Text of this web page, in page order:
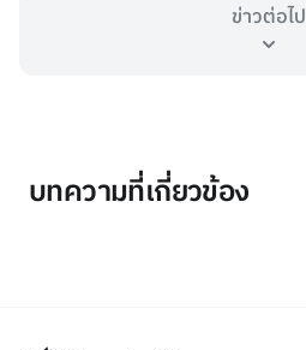
ข่าวต่อไป
บทความที่เกี่ยวข้อง